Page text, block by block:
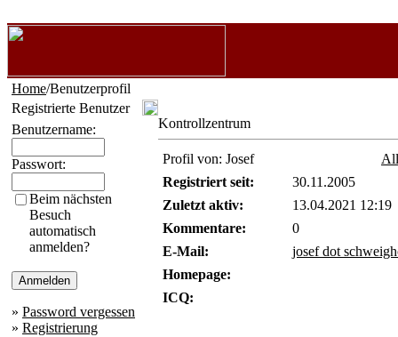
Home/Benutzerprofil
Registrierte Benutzer
Benutzername:
Passwort:
Beim nächsten
Besuch
automatisch
anmelden?
» Password vergessen
» Registrierung
Kontrollzentrum
Profil von: Josef
Registriert seit:
30.11.2005
Zuletzt aktiv:
13.04.2021 12:19
Kommentare:
0
E-Mail:
josef dot
Homepage:
ICQ: